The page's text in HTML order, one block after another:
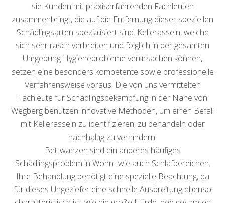
sie Kunden mit praxiserfahrenden Fachleuten
zusammenbringt, die auf die Entfernung dieser speziellen
Schädlingsarten spezialisiert sind. Kellerasseln, welche
sich sehr rasch verbreiten und folglich in der gesamten
Umgebung Hygieneprobleme verursachen können,
setzen eine besonders kompetente sowie professionelle
Verfahrensweise voraus. Die von uns vermittelten
Fachleute für Schädlingsbekämpfung in der Nähe von
Wegberg benutzen innovative Methoden, um einen Befall
mit Kellerasseln zu identifizieren, zu behandeln oder
nachhaltig zu verhindern.
Bettwanzen sind ein anderes häufiges
Schädlingsproblem in Wohn- wie auch Schlafbereichen.
Ihre Behandlung benötigt eine spezielle Beachtung, da
für dieses Ungeziefer eine schnelle Ausbreitung ebenso